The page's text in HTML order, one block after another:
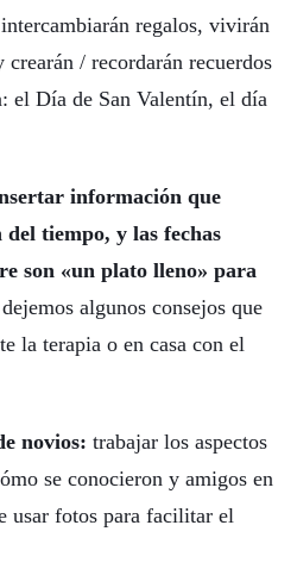
regalos, vivirán
/ recordarán recuerdos
el Día de San Valentín, el día
información que
tiempo, y las fechas
son «un plato lleno» para
algunos consejos que
la terapia o en casa con el
novios: trabajar los aspectos
se conocieron y amigos en
usar fotos para facilitar el